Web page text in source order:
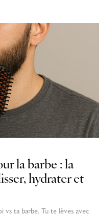
la barbe : la
hydrater et
vs ta barbe. Tu te lèves avec